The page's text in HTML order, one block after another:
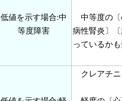
低値を示す場合:中
等度障害
中等度の〔
病性腎炎〕
っているか
クレアチニ